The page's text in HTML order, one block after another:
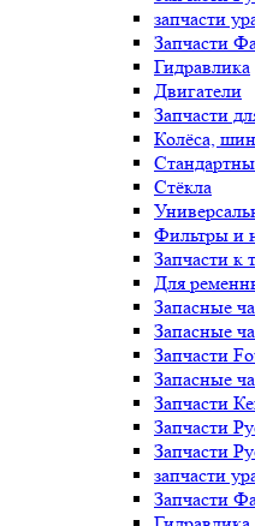
запчасти
Запчасти
Гидравлика
Двигатели
Запчасти
Колёса,
Стёкла
Фильтры и
Запчасти к
Для
Запасные
Запасные
Запчасти
Запасные
Запчасти
Запчасти
Запчасти
запчасти
Запчасти